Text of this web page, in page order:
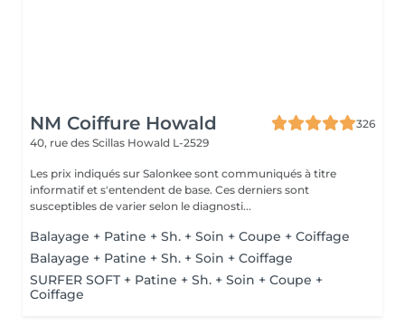
NM Coiffure Howald
326
40, rue des Scillas Howald L-2529
Les prix indiqués sur Salonkee sont communiqués à titre
informatif et s'entendent de base. Ces derniers sont
susceptibles de varier selon le diagnosti...
Balayage + Patine + Sh. + Soin + Coupe + Coiffage
Balayage + Patine + Sh. + Soin + Coiffage
SURFER SOFT + Patine + Sh. + Soin + Coupe +
Coiffage